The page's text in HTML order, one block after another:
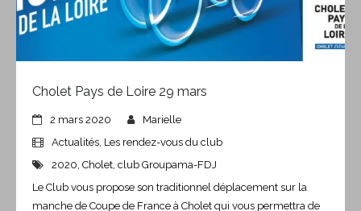
Cholet Pays de Loire 29 mars
2 mars 2020
Marielle
Actualités, Les rendez-vous du club
2020, Cholet, club Groupama-FDJ
Le Club vous propose son traditionnel déplacement sur la
manche de Coupe de France à Cholet qui vous permettra de